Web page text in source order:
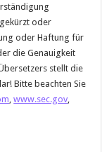
oder
oder Haftung für
die Genauigkeit
stellt die
Bitte beachten Sie
,www.sec.gov